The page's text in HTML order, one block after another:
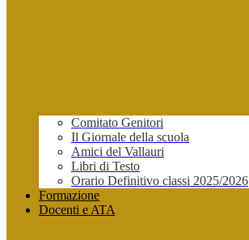
Comitato Genitori
Il Giornale della scuola
Amici del Vallauri
Libri di Testo
Orario Definitivo classi 2025/2026
Formazione
Docenti e ATA